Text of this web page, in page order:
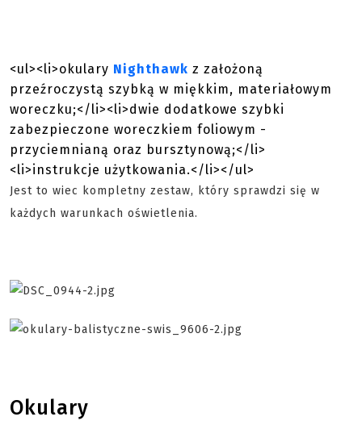
<ul><li>okulary Nighthawk z założoną
przeźroczystą szybką w miękkim, materiałowym
woreczku;</li><li>dwie dodatkowe szybki
zabezpieczone woreczkiem foliowym -
przyciemnianą oraz bursztynową;</li>
<li>instrukcje użytkowania.</li></ul>
Jest to wiec kompletny zestaw, który sprawdzi się w
każdych warunkach oświetlenia.
Okulary